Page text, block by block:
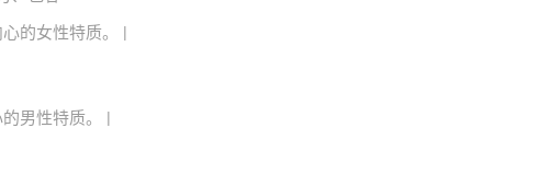
的女性特质。 |
男性特质。 |